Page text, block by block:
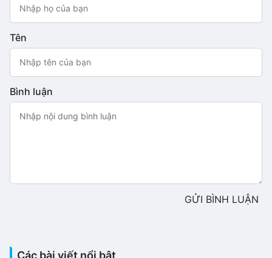
Tên
Bình luận
GỬI BÌNH LUẬN
Các bài viết nổi bật